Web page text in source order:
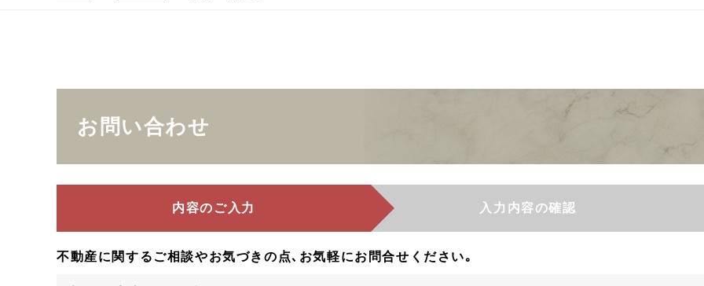
お問い合わせ
内容のご入力 入力内容の確認
不動産に関するご相談やお気づきの点､お気軽にお問合せください｡